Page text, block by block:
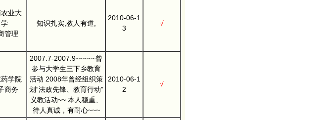
业大
学
管理
知识扎实,教人有道,
2010-06-1
3
√
学院
商务
2007.7-2007.9~~~~~曾
参与大学生三下乡教育
活动 2008年曾经组织策
划“法政先锋、教育行动”
义教活动~~ 本人稳重、
待人真诚，有耐心~~~
2010-06-1
2
√